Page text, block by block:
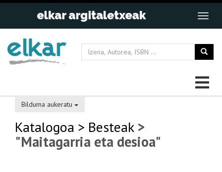
Bilduma aukeratu
Katalogoa > Besteak>
"Maitagarria eta desioa"